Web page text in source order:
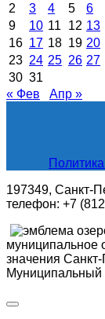
2
3 4 5 6
9
10 11 12 13
16 17 18 19 20
23 24 25 26 27
30 31
« Фев
Апр »
197349, Санкт-
телефон: +7
муниципальное
значения Санкт-
Муниципальный